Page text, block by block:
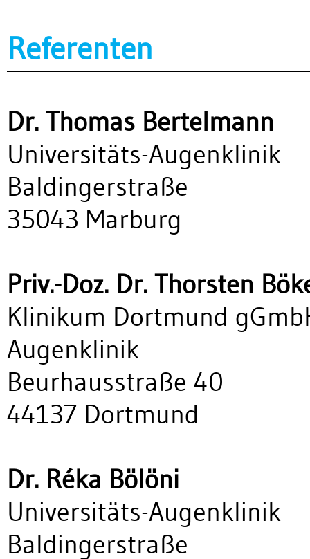
Referenten
Dr. Thomas Bertelmann
Universitäts-Augenklinik
Baldingerstraße
35043 Marburg
Priv.-Doz. Dr. Thorsten
Klinikum Dortmund
Augenklinik
Beurhausstraße 40
44137 Dortmund
Dr. Réka Bölöni
Universitäts-Augenklinik
Baldingerstraße